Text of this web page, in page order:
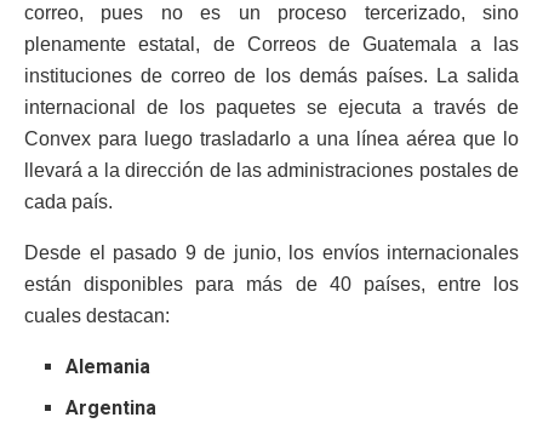
correo, pues no es un proceso tercerizado, sino
plenamente estatal, de Correos de Guatemala a las
instituciones de correo de los demás países. La salida
internacional de los paquetes se ejecuta a través de
Convex para luego trasladarlo a una línea aérea que lo
llevará a la dirección de las administraciones postales de
cada país.
Desde el pasado 9 de junio, los envíos internacionales
están disponibles para más de 40 países, entre los
cuales destacan:
Alemania
Argentina